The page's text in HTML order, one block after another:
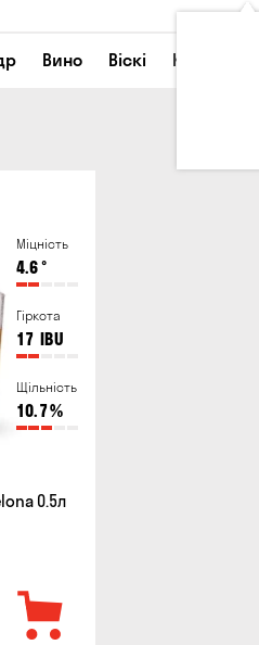
Вино Віскі Коктейлі
Міцність
4.6°
Гіркота
17 IBU
Щільність
10.7%
0.5л